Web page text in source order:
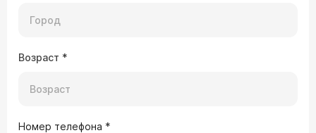
(она может выделяться и у здоровых людей) и
есть палочка нормальная? и другие вопросы...
возникает дисбактериоз кишечника и
Возраст *
Номер телефона *